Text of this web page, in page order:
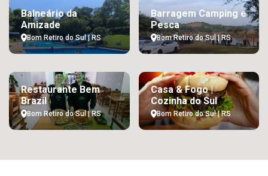
Balneário da
Amizade
Bom Retiro do Sul | RS
Barragem Camping e
Pesca
Bom Retiro do Sul | RS
Restaurante Bem
Brazil
Bom Retiro do Sul | RS
Casa & Fogo |
Cozinha do Sul
Bom Retiro do Sul | RS